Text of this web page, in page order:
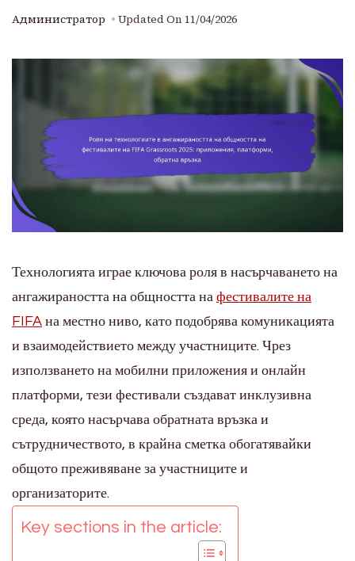
Администратор Updated On 11/04/2026
Технологията играе ключова роля в насърчаването на
ангажираността на общността на фестивалите на
FIFA на местно ниво, като подобрява комуникацията
и взаимодействието между участниците. Чрез
използването на мобилни приложения и онлайн
платформи, тези фестивали създават инклузивна
среда, която насърчава обратната връзка и
сътрудничеството, в крайна сметка обогатявайки
общото преживяване за участниците и
организаторите.
Key sections in the article: